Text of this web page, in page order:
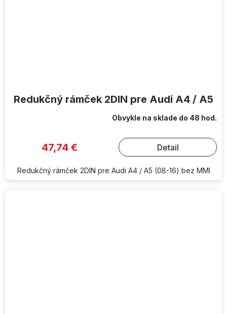
Redukčný rámček 2DIN pre Audi A4 / A5
Obvykle na sklade do 48 hod.
47,74 € Detail
Redukčný rámček 2DIN pre Audi A4 / A5 (08-16) bez MMI